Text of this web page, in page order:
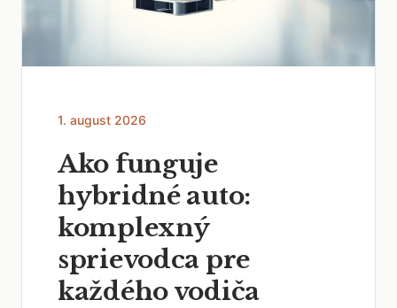
1. august 2026
Ako funguje
hybridné auto:
komplexný
sprievodca pre
každého vodiča